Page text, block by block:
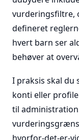
vurderingsfiltre,
defineret
hvert barn ser
behøver at
I praksis skal du
konti eller
til